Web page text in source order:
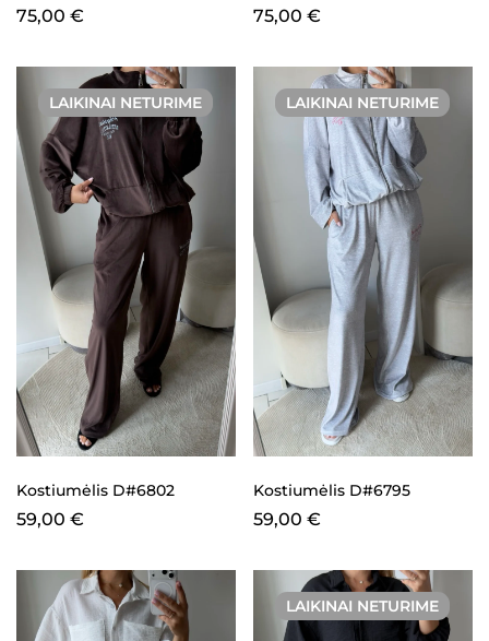
75,00 € 75,00 €
LAIKINAI NETURIME
Kostiumėlis D#6802
59,00 €
LAIKINAI NETURIME
Kostiumėlis D#6795
59,00 €
LAIKINAI NETURIME